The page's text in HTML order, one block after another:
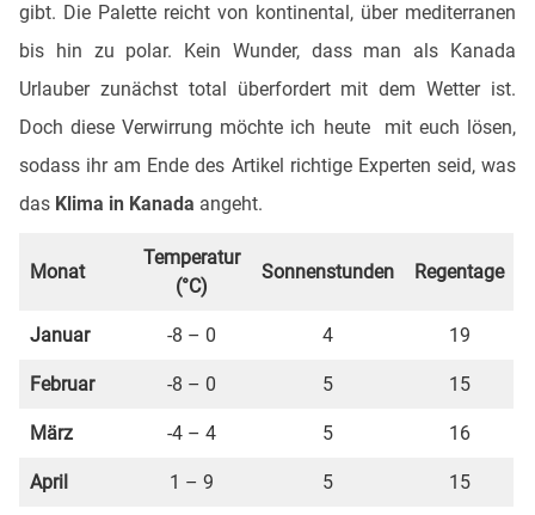
gibt. Die Palette reicht von kontinental, über mediterranen
bis hin zu polar. Kein Wunder, dass man als Kanada
Urlauber zunächst total überfordert mit dem Wetter ist.
Doch diese Verwirrung möchte ich heute mit euch lösen,
sodass ihr am Ende des Artikel richtige Experten seid, was
das Klima in Kanada angeht.
Monat
Temperatur
(°C)
Sonnenstunden Regentage
Januar -8 – 0 4 19
Februar -8 – 0 5 15
März -4 – 4 5 16
April 1 – 9 5 15